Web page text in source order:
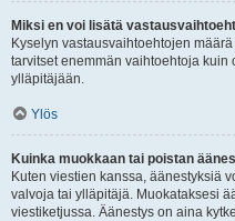
Miksi en voi lisätä
Kyselyn vastausvaihtoehtojen
tarvitset enemmän vaihtoehtoja kuin
ylläpitäjään.
Ylös
Kuinka muokkaan tai poistan
Kuten viestien kanssa, äänestyksiä
valvoja tai ylläpitäjä. Muokataksesi
viestiketjussa. Äänestys on aina